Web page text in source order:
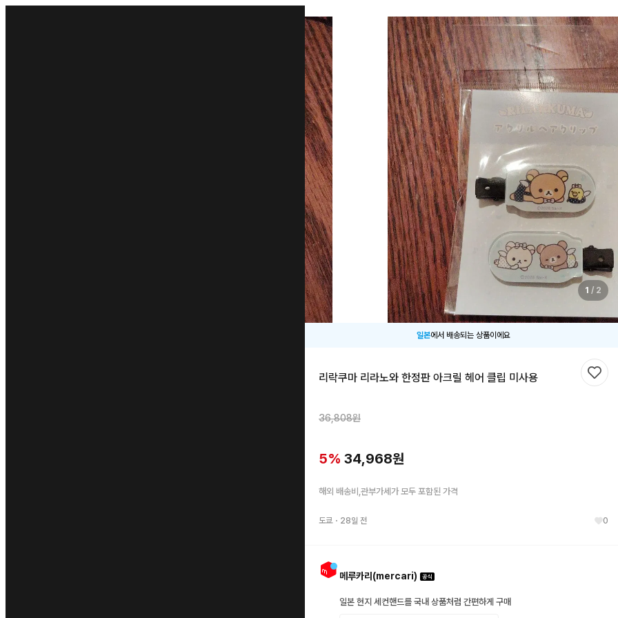
1 / 2
일본에서 배송되는 상품이에요
리락쿠마 리라노와 한정판 아크릴 헤어 클립 미사용
36,808원
5% 34,968원
해외 배송비,관부가세가 모두 포함된 가격
도쿄・ 28일 전 0
메루카리(mercari)
일본 현지 세컨핸드를 국내 상품처럼 간편하게 구매
찜하